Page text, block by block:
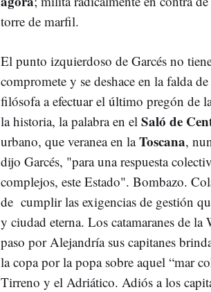
torre de marfil.
El punto izquierdoso de Garcés no
compromete y se deshace en la falda de
filósofa a efectuar el último pregón de
la historia, la palabra en el Saló de
urbano, que veranea en laToscana,
dijo Garcés, "para una respuesta
complejos, este Estado". Bombazo.
de cumplir las exigencias de gestión
y ciudad eterna. Los catamaranes de la
paso por Alejandría sus capitanes
la copa por la popa sobre aquel “mar
Tirreno y el Adriático. Adiós a los